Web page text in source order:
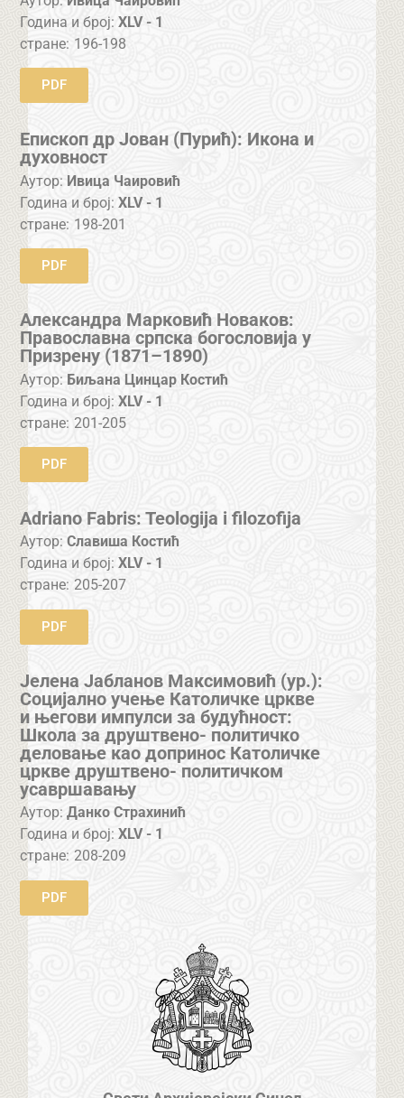
Година и број:XLV - 1
стране: 196-198
PDF
Епископ др Јован (Пурић): Икона и
духовност
Аутор: Ивица Чаировић
Година и број:XLV - 1
стране: 198-201
PDF
Александра Марковић Новаков:
Православна српска богословија у
Призрену (1871–1890)
Аутор: Биљана Цинцар Костић
Година и број:XLV - 1
стране: 201-205
PDF
Adriano Fabris: Teologija i filozofija
Аутор: Славиша Костић
Година и број:XLV - 1
стране: 205-207
PDF
Јелена Јабланов Максимовић (ур.):
Социјално учење Католичке цркве
и његови импулси за будућност:
Школа за друштвено- политичко
деловање као допринос Католичке
цркве друштвено- политичком
усавршавању
Аутор: Данко Страхинић
Година и број:XLV - 1
стране: 208-209
PDF